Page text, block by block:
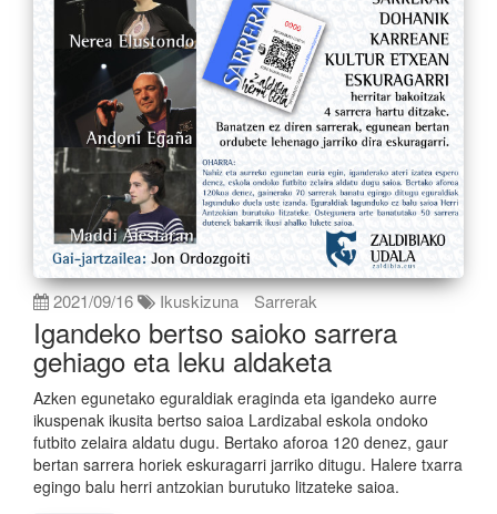
2021/09/16 Ikuskizuna Sarrerak
Igandeko bertso saioko sarrera
gehiago eta leku aldaketa
Azken egunetako eguraldiak eraginda eta igandeko aurre
ikuspenak ikusita bertso saioa Lardizabal eskola ondoko
futbito zelaira aldatu dugu. Bertako aforoa 120 denez, gaur
bertan sarrera horiek eskuragarri jarriko ditugu. Halere txarra
egingo balu herri antzokian burutuko litzateke saioa.